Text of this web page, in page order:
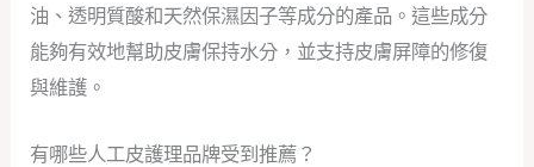
油、透明質酸和天然保濕因子等成分的產品。這些成分
能夠有效地幫助皮膚保持水分，並支持皮膚屏障的修復
與維護。
有哪些人工皮護理品牌受到推薦？